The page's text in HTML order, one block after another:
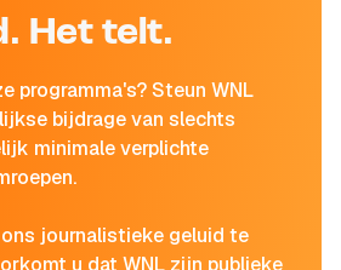
Het telt.
programma's? Steun WNL
bijdrage van slechts
minimale verplichte
journalistieke geluid te